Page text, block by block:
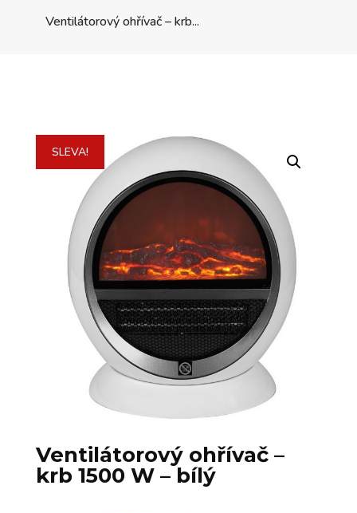
Ventilátorový ohřívač – krb...
SLEVA!
Ventilátorový ohřívač –
krb 1500 W – bílý